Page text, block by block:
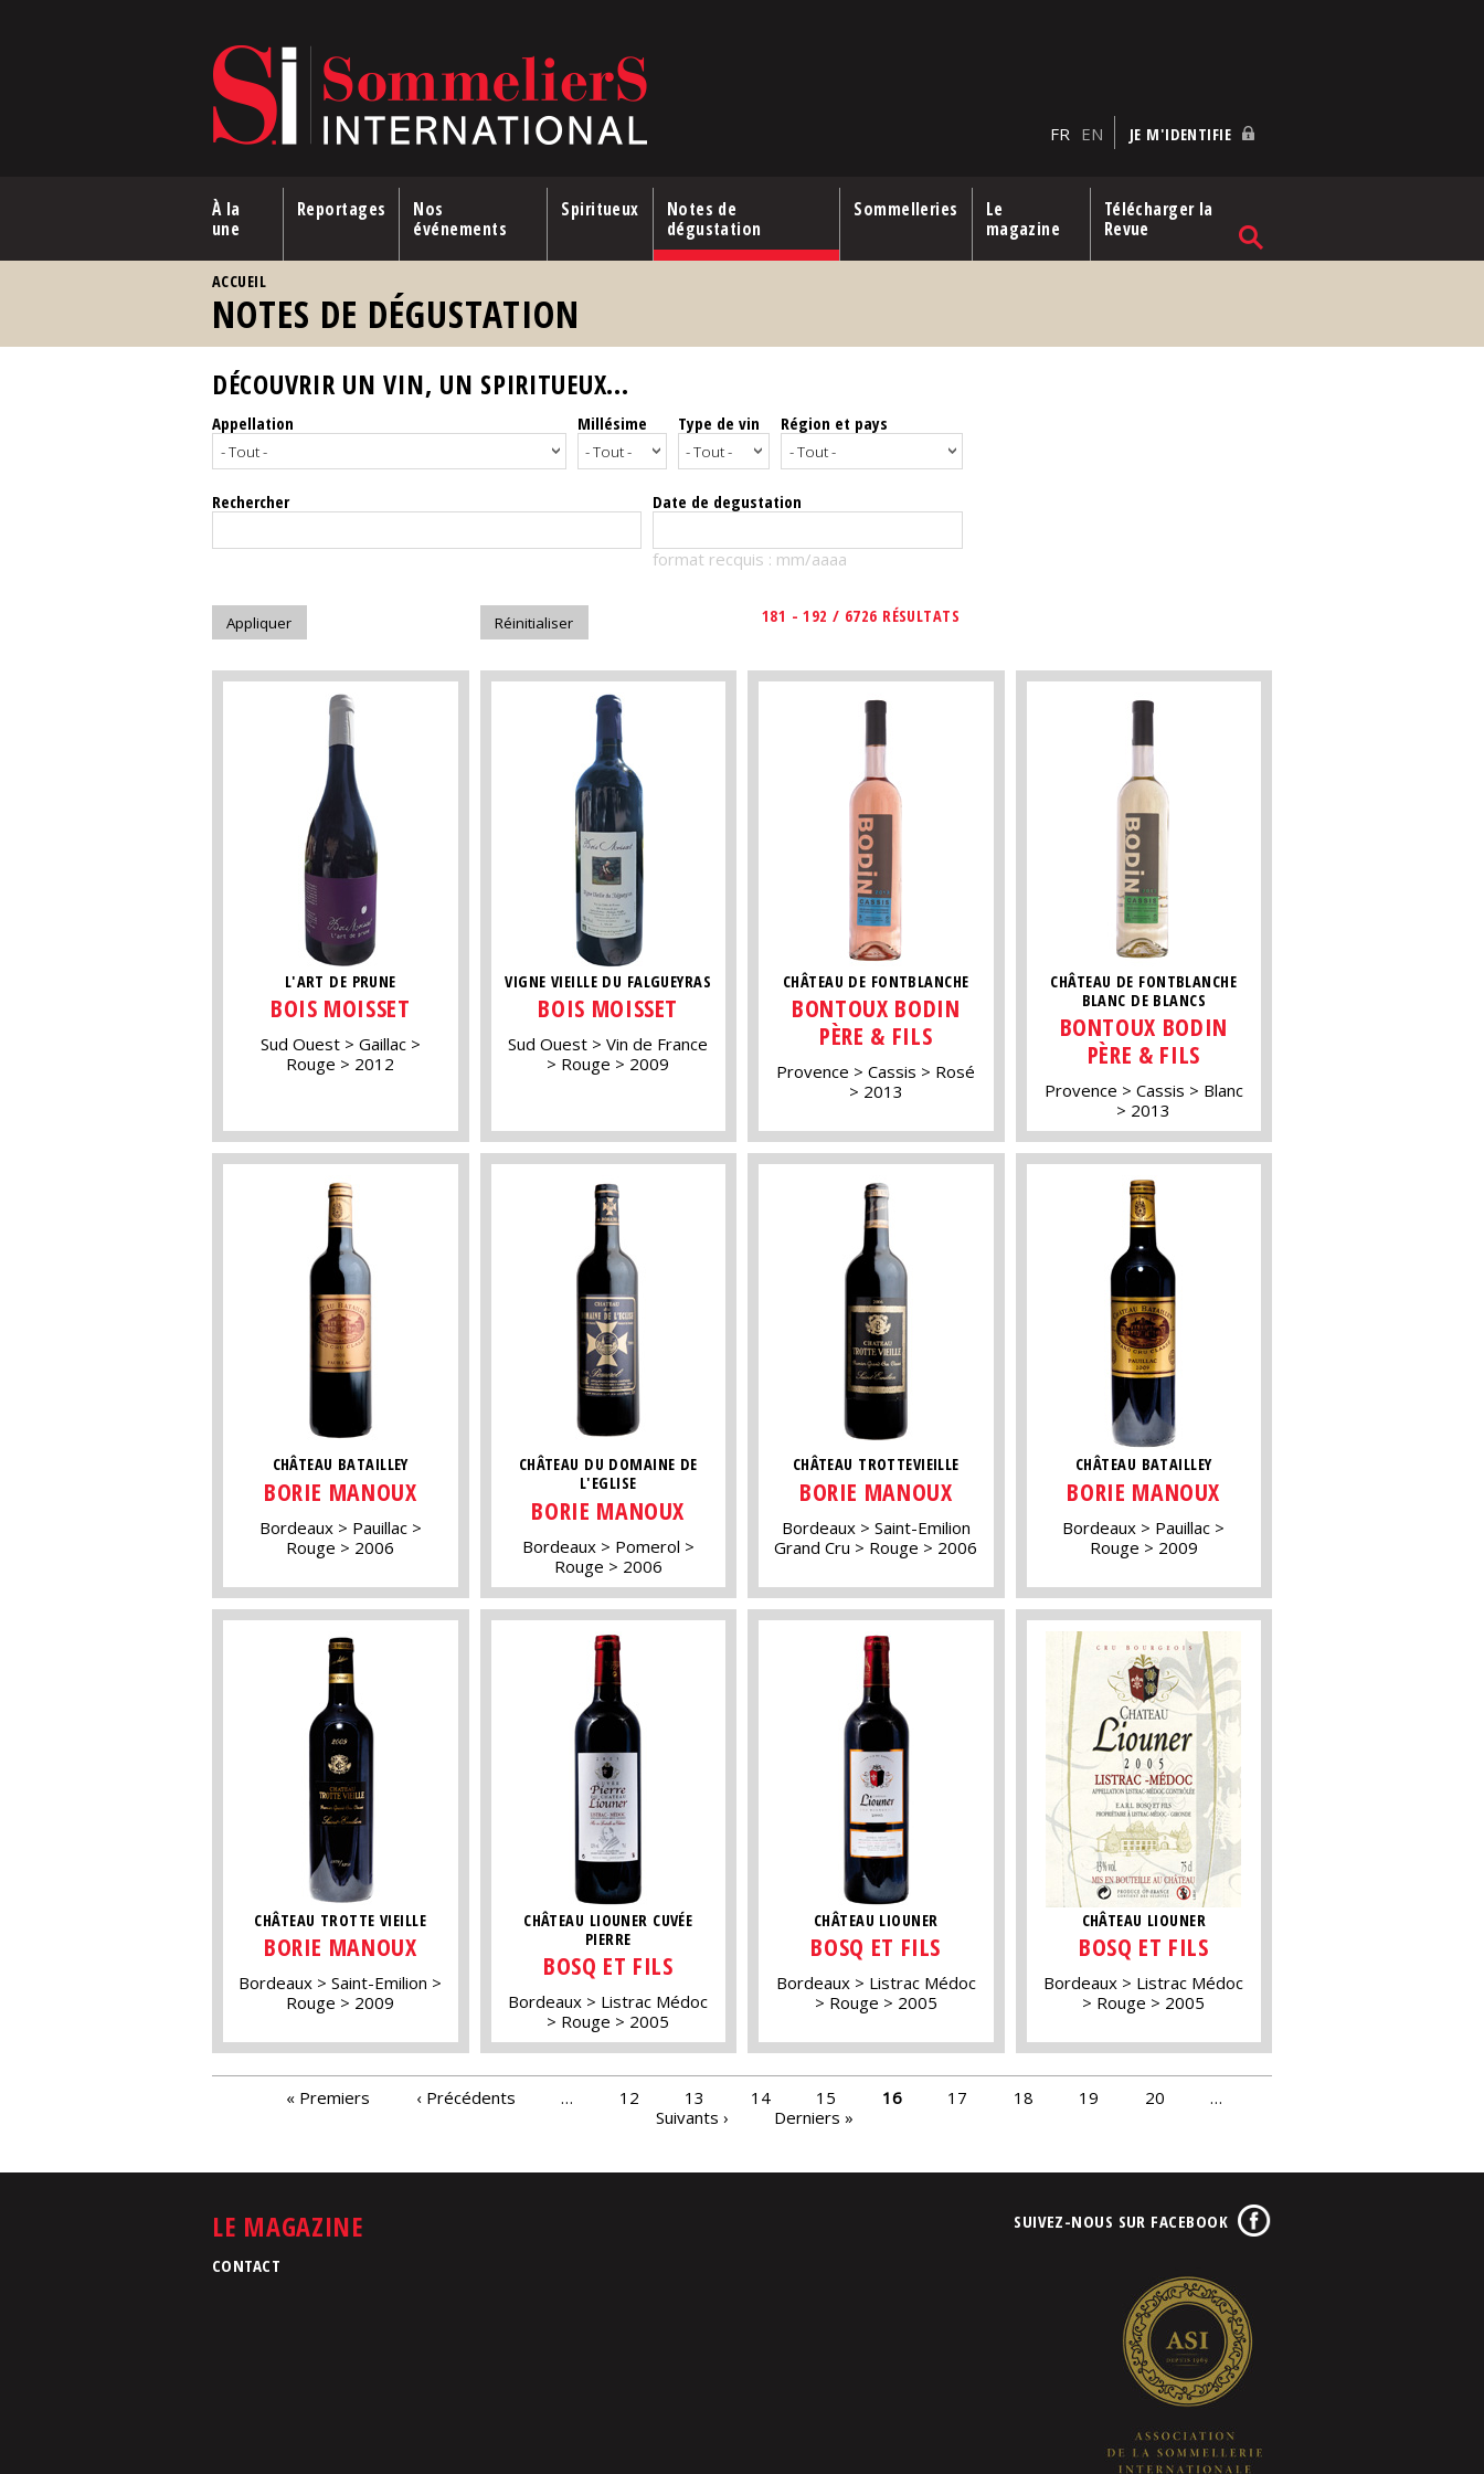
FR EN JE M'IDENTIFIE
À la
une
Reportages
Nos
événements
Spiritueux
Notes de
dégustation
Sommelleries
Le
magazine
Télécharger la
Revue
ACCUEIL
NOTES DE DÉGUSTATION
DÉCOUVRIR UN VIN, UN SPIRITUEUX...
Appellation Millésime Type de vin Région et pays
Rechercher Date de degustation
format recquis : mm/aaaa
181 - 192 / 6726 RÉSULTATS
L'ART DE PRUNE
BOIS MOISSET
Sud Ouest
Gaillac
Rouge
2012
VIGNE VIEILLE DU FALGUEYRAS
BOIS MOISSET
Sud Ouest
Vin de France
Rouge
2009
CHÂTEAU DE FONTBLANCHE
BONTOUX BODIN
PÈRE & FILS
Provence Cassis
Rosé
2013
CHÂTEAU DE FONTBLANCHE
BLANC DE BLANCS
BONTOUX BODIN
PÈRE & FILS
Provence Cassis
Blanc
2013
CHÂTEAU BATAILLEY
BORIE MANOUX
Bordeaux
Pauillac
Rouge
2006
CHÂTEAU DU DOMAINE DE
L'EGLISE
BORIE MANOUX
Bordeaux
Pomerol
Rouge
2006
CHÂTEAU TROTTEVIEILLE
BORIE MANOUX
Bordeaux
Saint-Emilion
Grand Cru
Rouge 2006
CHÂTEAU BATAILLEY
BORIE MANOUX
Bordeaux
Pauillac
Rouge
2009
CHÂTEAU TROTTE VIEILLE
BORIE MANOUX
Bordeaux
Saint-Emilion
Rouge
2009
CHÂTEAU LIOUNER CUVÉE
PIERRE
BOSQ ET FILS
Bordeaux
Listrac Médoc
Rouge
2005
CHÂTEAU LIOUNER
BOSQ ET FILS
Bordeaux
Listrac Médoc
Rouge
2005
CHÂTEAU LIOUNER
BOSQ ET FILS
Bordeaux
Listrac Médoc
Rouge
2005
« Premiers ‹ Précédents … 12 13 14 15 16 17 18 19 20
…
Suivants ›
Derniers »
LE MAGAZINE
CONTACT
SUIVEZ-NOUS SUR FACEBOOK